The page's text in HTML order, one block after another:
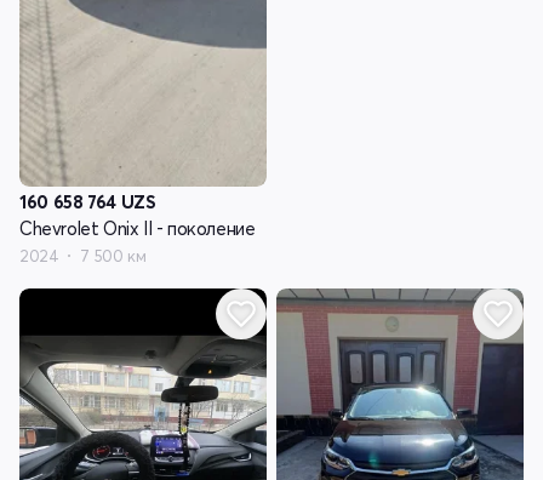
160 658 764 UZS
Chevrolet Onix II - поколение
2024 7 500 км